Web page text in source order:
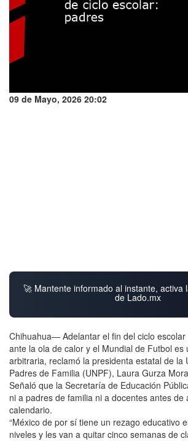
09 de Mayo, 2026 20:02
🚀 Mantente informado al instante, activa
de Lado.mx
Chihuahua— Adelantar el fin del ciclo
ante la ola de calor y el Mundial de Futbol es
arbitraria, reclamó la presidenta estatal de la
Padres de Familia (UNPF), Laura Gurza
Señaló que la Secretaría de Educación
ni a padres de familia ni a docentes antes de
calendario.
“México de por sí tiene un rezago educativo
niveles y les van a quitar cinco semanas de